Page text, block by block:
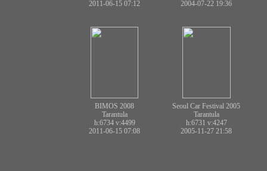
2011-06-15 07:12
2004-07-22 19:36
BIMOS 2008
Tarantula
h:6734 v:4499
2011-06-15 07:08
Seoul Car Festival 2005
Tarantula
h:6731 v:4247
2005-11-27 21:58